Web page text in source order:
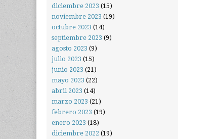
diciembre 2023 (15)
noviembre 2023 (19)
octubre 2023 (14)
septiembre 2023 (9)
agosto 2023 (9)
julio 2023 (15)
junio 2023 (21)
mayo 2023 (22)
abril 2023 (14)
marzo 2023 (21)
febrero 2023 (19)
enero 2023 (18)
diciembre 2022 (19)